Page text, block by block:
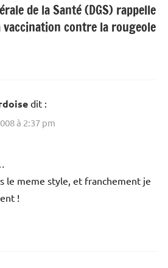
de la Santé (DGS) rappelle
vaccination contre la rougeole
dit :
à 2:37 pm
le meme style, et franchement je
!